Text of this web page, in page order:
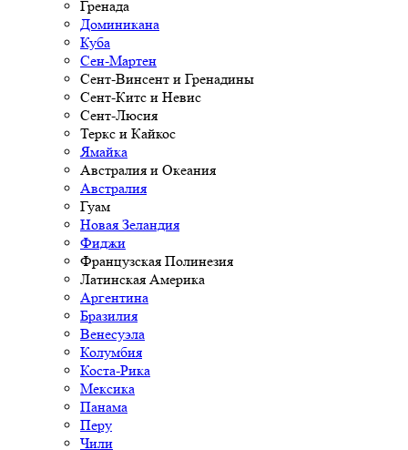
Гренада
Доминикана
Куба
Сен-Мартен
Сент-Винсент и Гренадины
Сент-Китс и Невис
Сент-Люсия
Теркс и Кайкос
Ямайка
Австралия и Океания
Австралия
Гуам
Новая Зеландия
Фиджи
Французская Полинезия
Латинская Америка
Аргентина
Бразилия
Венесуэла
Колумбия
Коста-Рика
Мексика
Панама
Перу
Чили